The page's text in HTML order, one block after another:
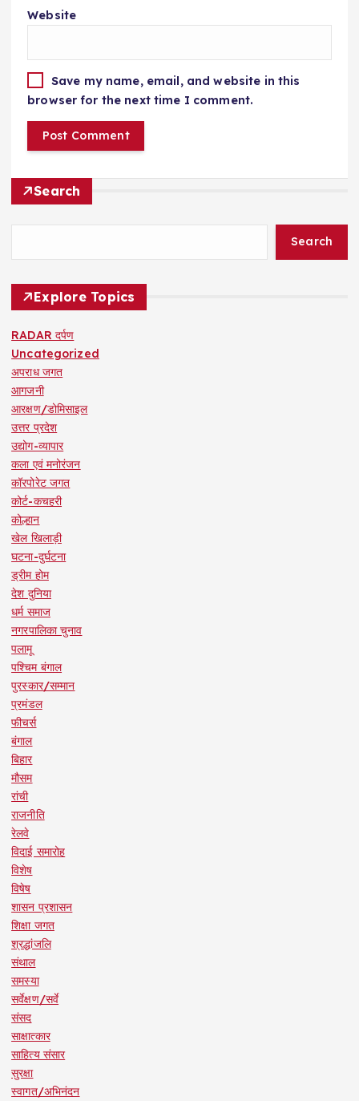
Website
Save my name, email, and website in this
browser for the next time I comment.
Search
Search
Explore Topics
RADAR दर्पण
Uncategorized
अपराध जगत
आगजनी
आरक्षण/डोमिसाइल
उत्तर प्रदेश
उद्योग-व्यापार
कला एवं मनोरंजन
कॉरपोरेट जगत
कोर्ट-कचहरी
कोल्हान
खेल खिलाड़ी
घटना-दुर्घटना
ड्रीम होम
देश दुनिया
धर्म समाज
नगरपालिका चुनाव
पलामू
पश्चिम बंगाल
पुरस्कार/सम्मान
प्रमंडल
फीचर्स
बंगाल
बिहार
मौसम
रांची
राजनीति
रेलवे
विदाई समारोह
विशेष
विषेष
शासन प्रशासन
शिक्षा जगत
श्रद्धांजलि
संथाल
समस्या
सर्वेक्षण/सर्वे
संसद
साक्षात्कार
साहित्य संसार
सुरक्षा
स्वागत/अभिनंदन